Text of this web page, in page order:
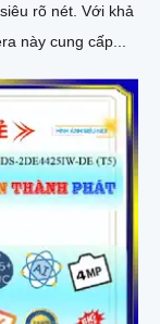
Với khả
này cung cấp...